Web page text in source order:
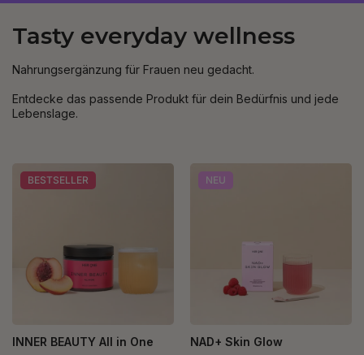
Tasty everyday wellness
Nahrungsergänzung für Frauen neu gedacht.
Entdecke das passende Produkt für dein Bedürfnis und jede
Lebenslage.
BESTSELLER
INNER BEAUTY All in One
NEU
NAD+ Skin Glow